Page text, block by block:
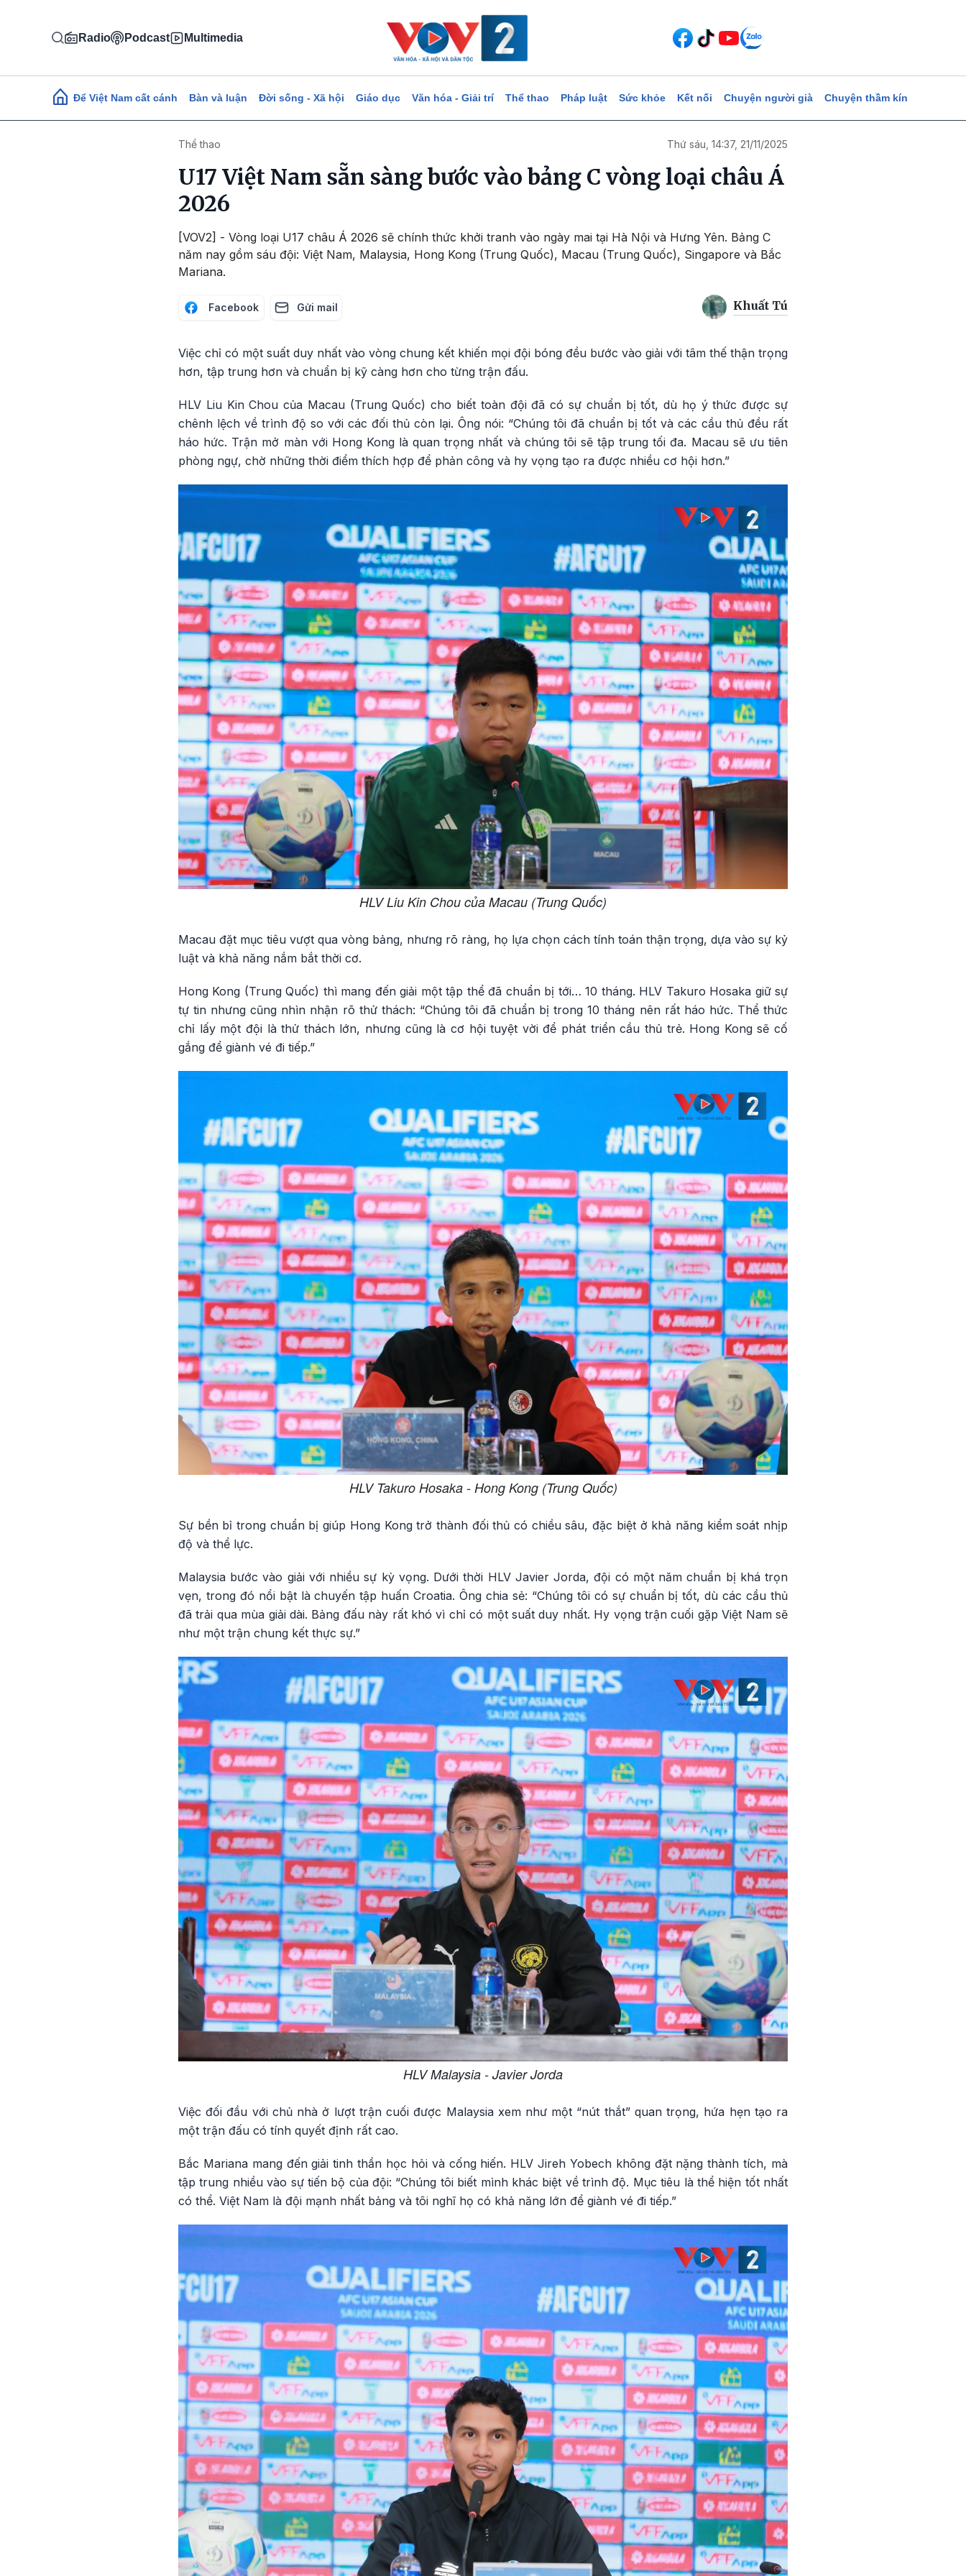
Radio Podcast Multimedia
Main navigation
Để Việt Nam cất cánh Bàn và luận Đời sống - Xã hội Giáo dục Văn hóa - Giải trí Thể thao Pháp luật Sức khỏe Kết nối Chuyện người già Chuyện thầm kín
Thể thao Thứ sáu, 14:37, 21/11/2025
U17 Việt Nam sẵn sàng bước vào bảng C vòng loại châu Á
2026
[VOV2] - Vòng loại U17 châu Á 2026 sẽ chính thức khởi tranh vào ngày mai tại Hà Nội và Hưng Yên. Bảng C
năm nay gồm sáu đội: Việt Nam, Malaysia, Hong Kong (Trung Quốc), Macau (Trung Quốc), Singapore và Bắc
Mariana.
Facebook Gửi mail Khuất Tú
Việc chỉ có một suất duy nhất vào vòng chung kết khiến mọi đội bóng đều bước vào giải với tâm thế thận trọng
hơn, tập trung hơn và chuẩn bị kỹ càng hơn cho từng trận đấu.
HLV Liu Kin Chou của Macau (Trung Quốc) cho biết toàn đội đã có sự chuẩn bị tốt, dù họ ý thức được sự
chênh lệch về trình độ so với các đối thủ còn lại. Ông nói: “Chúng tôi đã chuẩn bị tốt và các cầu thủ đều rất
háo hức. Trận mở màn với Hong Kong là quan trọng nhất và chúng tôi sẽ tập trung tối đa. Macau sẽ ưu tiên
phòng ngự, chờ những thời điểm thích hợp để phản công và hy vọng tạo ra được nhiều cơ hội hơn.”
HLV Liu Kin Chou của Macau (Trung Quốc)
Macau đặt mục tiêu vượt qua vòng bảng, nhưng rõ ràng, họ lựa chọn cách tính toán thận trọng, dựa vào sự kỷ
luật và khả năng nắm bắt thời cơ.
Hong Kong (Trung Quốc) thì mang đến giải một tập thể đã chuẩn bị tới… 10 tháng. HLV Takuro Hosaka giữ sự
tự tin nhưng cũng nhìn nhận rõ thử thách: “Chúng tôi đã chuẩn bị trong 10 tháng nên rất háo hức. Thể thức
chỉ lấy một đội là thử thách lớn, nhưng cũng là cơ hội tuyệt vời để phát triển cầu thủ trẻ. Hong Kong sẽ cố
gắng để giành vé đi tiếp.”
HLV Takuro Hosaka - Hong Kong (Trung Quốc)
Sự bền bỉ trong chuẩn bị giúp Hong Kong trở thành đối thủ có chiều sâu, đặc biệt ở khả năng kiểm soát nhịp
độ và thể lực.
Malaysia bước vào giải với nhiều sự kỳ vọng. Dưới thời HLV Javier Jorda, đội có một năm chuẩn bị khá trọn
vẹn, trong đó nổi bật là chuyến tập huấn Croatia. Ông chia sẻ: “Chúng tôi có sự chuẩn bị tốt, dù các cầu thủ
đã trải qua mùa giải dài. Bảng đấu này rất khó vì chỉ có một suất duy nhất. Hy vọng trận cuối gặp Việt Nam sẽ
như một trận chung kết thực sự.”
HLV Malaysia - Javier Jorda
Việc đối đầu với chủ nhà ở lượt trận cuối được Malaysia xem như một “nút thắt” quan trọng, hứa hẹn tạo ra
một trận đấu có tính quyết định rất cao.
Bắc Mariana mang đến giải tinh thần học hỏi và cống hiến. HLV Jireh Yobech không đặt nặng thành tích, mà
tập trung nhiều vào sự tiến bộ của đội: “Chúng tôi biết mình khác biệt về trình độ. Mục tiêu là thể hiện tốt nhất
có thể. Việt Nam là đội mạnh nhất bảng và tôi nghĩ họ có khả năng lớn để giành vé đi tiếp.”